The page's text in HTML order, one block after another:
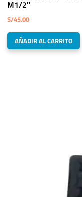
M1/2″
S/45.00
AÑADIR AL CARRITO